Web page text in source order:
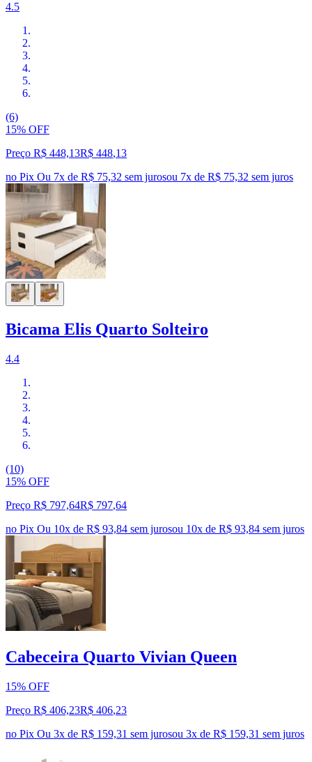
4.5
(6)
15% OFF
Preço R$ 448,13R$ 448,13
no Pix Ou 7x de R$ 75,32 sem jurosou 7x de R$ 75,32 sem juros
Bicama Elis Quarto Solteiro
4.4
(10)
15% OFF
Preço R$ 797,64R$ 797,64
no Pix Ou 10x de R$ 93,84 sem jurosou 10x de R$ 93,84 sem juros
Cabeceira Quarto Vivian Queen
15% OFF
Preço R$ 406,23R$ 406,23
no Pix Ou 3x de R$ 159,31 sem jurosou 3x de R$ 159,31 sem juros